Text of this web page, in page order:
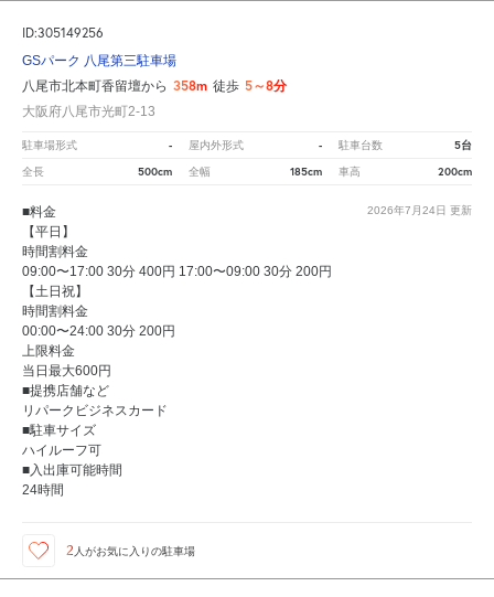
ID:305149256
GSパーク 八尾第三駐車場
八尾市北本町香留壇から 358m 徒歩 5～8分
大阪府八尾市光町2-13
駐車場形式 - 屋内外形式 - 駐車台数 5台
全長 500cm 全幅 185cm 車高 200cm
2026年7月24日 更新
■料金
【平日】
時間割料金
09:00〜17:00 30分 400円 17:00〜09:00 30分 200円
【土日祝】
時間割料金
00:00〜24:00 30分 200円
上限料金
当日最大600円
■提携店舗など
リパークビジネスカード
■駐車サイズ
ハイルーフ可
■入出庫可能時間
24時間
2 人がお気に入りの駐車場